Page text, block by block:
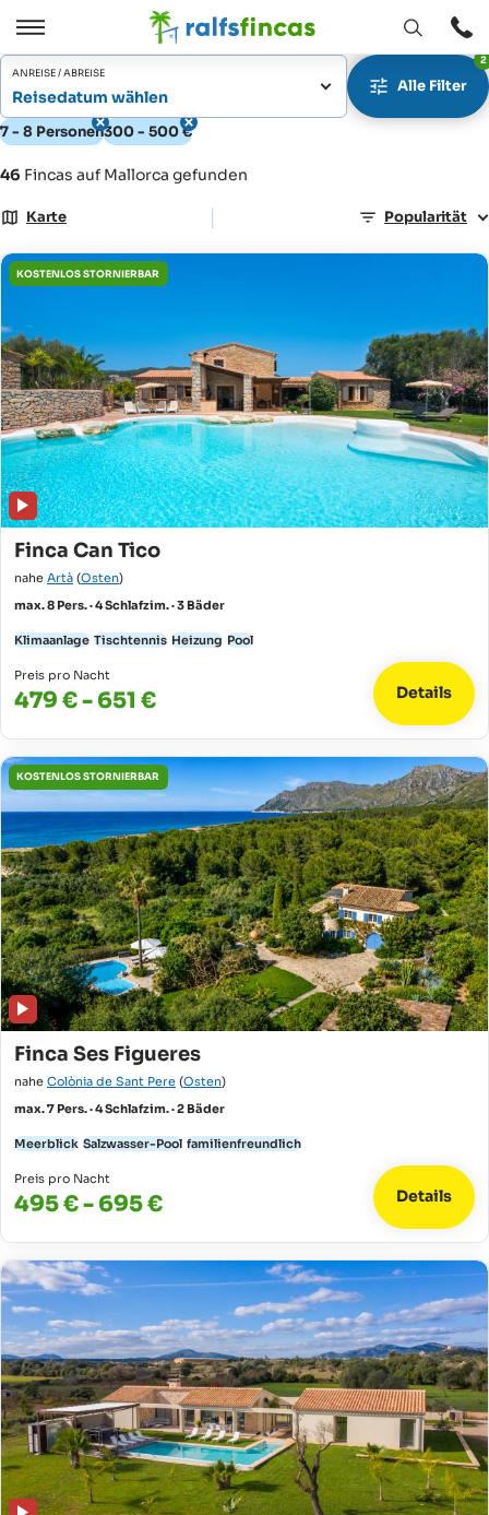
Öffnen
/
Schließen
Fenster
Öffnen
ANREISE / ABREISE
Reisedatum wählen
Alle Filter
2
7 - 8 Personen300 - 500 €
46 Fincas auf Mallorca gefunden
Karte | Popularität
KOSTENLOS STORNIERBAR
Finca Can Tico
nahe Artà (Osten)
max. 8 Pers. · 4 Schlafzim. · 3 Bäder
Klimaanlage Tischtennis Heizung Pool
Preis pro Nacht
479 € - 651 € Details
KOSTENLOS STORNIERBAR
Finca Ses Figueres
nahe Colònia de Sant Pere (Osten)
max. 7 Pers. · 4 Schlafzim. · 2 Bäder
Meerblick Salzwasser-Pool familienfreundlich
Preis pro Nacht
495 € - 695 € Details